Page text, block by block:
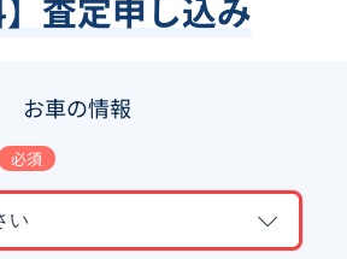
】査定申し込み
お車の情報
必須
い